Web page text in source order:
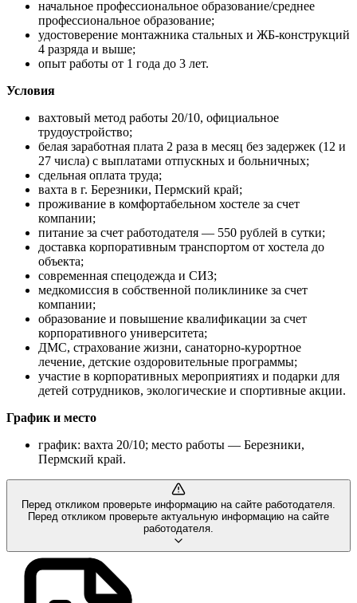
начальное профессиональное образование/среднее
профессиональное образование;
удостоверение монтажника стальных и ЖБ-конструкций
4 разряда и выше;
опыт работы от 1 года до 3 лет.
Условия
вахтовый метод работы 20/10, официальное
трудоустройство;
белая заработная плата 2 раза в месяц без задержек (12 и
27 числа) с выплатами отпускных и больничных;
сдельная оплата труда;
вахта в г. Березники, Пермский край;
проживание в комфортабельном хостеле за счет
компании;
питание за счет работодателя — 550 рублей в сутки;
доставка корпоративным транспортом от хостела до
объекта;
современная спецодежда и СИЗ;
медкомиссия в собственной поликлинике за счет
компании;
образование и повышение квалификации за счет
корпоративного университета;
ДМС, страхование жизни, санаторно-курортное
лечение, детские оздоровительные программы;
участие в корпоративных мероприятиях и подарки для
детей сотрудников, экологические и спортивные акции.
График и место
график: вахта 20/10; место работы — Березники,
Пермский край.
Перед откликом проверьте информацию на сайте работодателя.
Перед откликом проверьте актуальную информацию на сайте
работодателя.